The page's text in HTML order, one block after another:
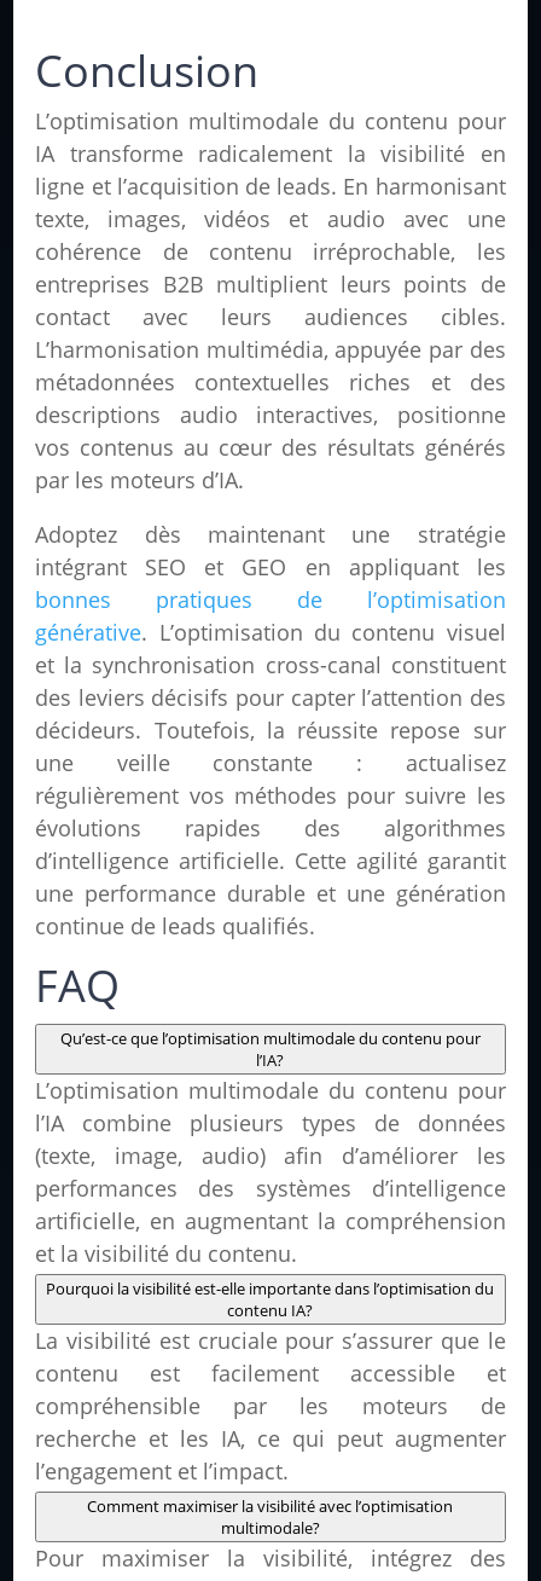
Conclusion
L’optimisation multimodale du contenu pour
IA transforme radicalement la visibilité en
ligne et l’acquisition de leads. En harmonisant
texte, images, vidéos et audio avec une
cohérence de contenu irréprochable, les
entreprises B2B multiplient leurs points de
contact avec leurs audiences cibles.
L’harmonisation multimédia, appuyée par des
métadonnées contextuelles riches et des
descriptions audio interactives, positionne
vos contenus au cœur des résultats générés
par les moteurs d’IA.
Adoptez dès maintenant une stratégie
intégrant SEO et GEO en appliquant les
bonnes pratiques de l’optimisation
générative. L’optimisation du contenu visuel
et la synchronisation cross-canal constituent
des leviers décisifs pour capter l’attention des
décideurs. Toutefois, la réussite repose sur
une veille constante : actualisez
régulièrement vos méthodes pour suivre les
évolutions rapides des algorithmes
d’intelligence artificielle. Cette agilité garantit
une performance durable et une génération
continue de leads qualifiés.
FAQ
Qu’est-ce que l’optimisation multimodale du contenu pour
l’IA?
L’optimisation multimodale du contenu pour
l’IA combine plusieurs types de données
(texte, image, audio) afin d’améliorer les
performances des systèmes d’intelligence
artificielle, en augmentant la compréhension
et la visibilité du contenu.
Pourquoi la visibilité est-elle importante dans l’optimisation du
contenu IA?
La visibilité est cruciale pour s’assurer que le
contenu est facilement accessible et
compréhensible par les moteurs de
recherche et les IA, ce qui peut augmenter
l’engagement et l’impact.
Comment maximiser la visibilité avec l’optimisation
multimodale?
Pour maximiser la visibilité, intégrez des